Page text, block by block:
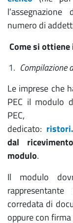
numero di
Come si ottiene
Compilazione
Le imprese che
PEC il modulo
PEC,
dedicato:
dal
modulo.
Il modulo
corredata di
oppure con